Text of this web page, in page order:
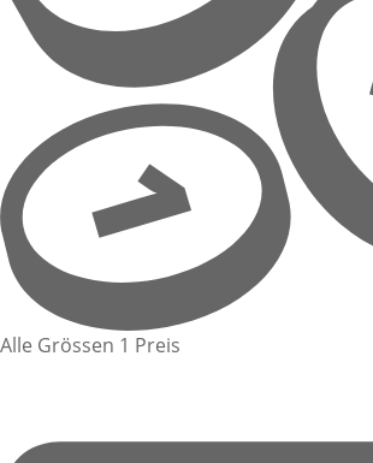
Alle Grössen 1 Preis